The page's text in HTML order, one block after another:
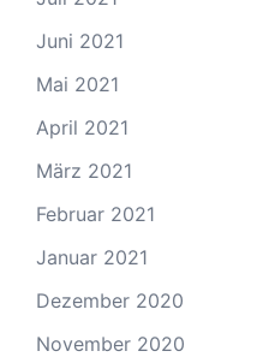
Juni 2021
Mai 2021
April 2021
März 2021
Februar 2021
Januar 2021
Dezember 2020
November 2020